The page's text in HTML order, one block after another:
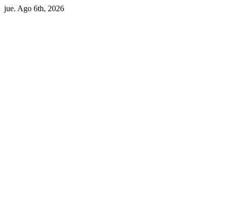
Skip
jue. Ago 6th, 2026